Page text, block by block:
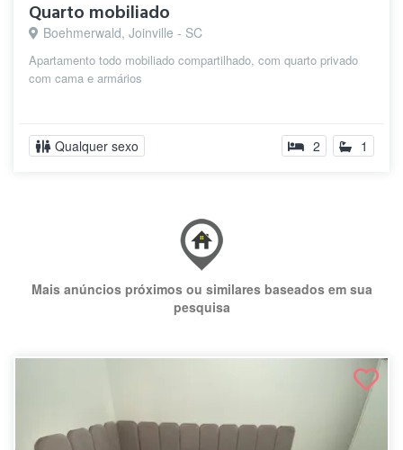
Quarto mobiliado
Boehmerwald, Joinville - SC
Apartamento todo mobiliado compartilhado, com quarto privado
com cama e armários
Qualquer sexo 2 1
Mais anúncios próximos ou similares baseados em sua
pesquisa